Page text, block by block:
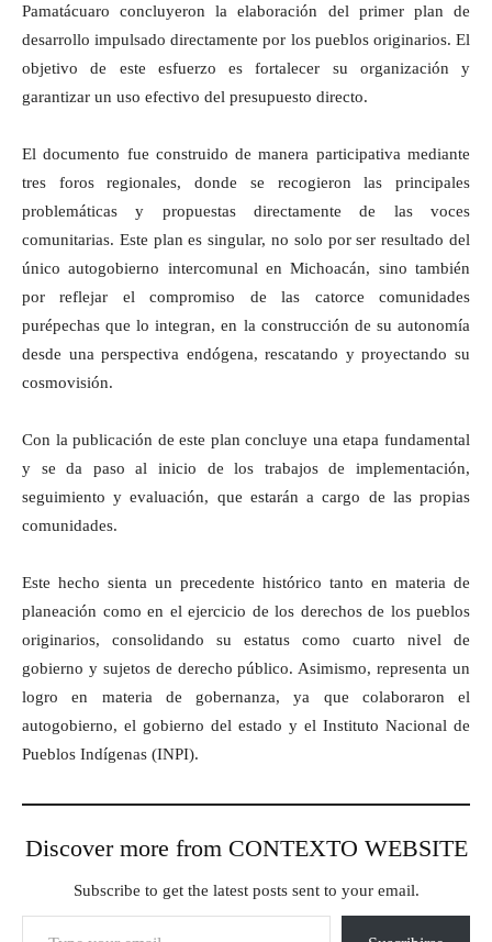
Pamatácuaro concluyeron la elaboración del primer plan de
desarrollo impulsado directamente por los pueblos originarios. El
objetivo de este esfuerzo es fortalecer su organización y
garantizar un uso efectivo del presupuesto directo.
El documento fue construido de manera participativa mediante
tres foros regionales, donde se recogieron las principales
problemáticas y propuestas directamente de las voces
comunitarias. Este plan es singular, no solo por ser resultado del
único autogobierno intercomunal en Michoacán, sino también
por reflejar el compromiso de las catorce comunidades
purépechas que lo integran, en la construcción de su autonomía
desde una perspectiva endógena, rescatando y proyectando su
cosmovisión.
Con la publicación de este plan concluye una etapa fundamental
y se da paso al inicio de los trabajos de implementación,
seguimiento y evaluación, que estarán a cargo de las propias
comunidades.
Este hecho sienta un precedente histórico tanto en materia de
planeación como en el ejercicio de los derechos de los pueblos
originarios, consolidando su estatus como cuarto nivel de
gobierno y sujetos de derecho público. Asimismo, representa un
logro en materia de gobernanza, ya que colaboraron el
autogobierno, el gobierno del estado y el Instituto Nacional de
Pueblos Indígenas (INPI).
Discover more from CONTEXTO WEBSITE
Subscribe to get the latest posts sent to your email.
Type your email…